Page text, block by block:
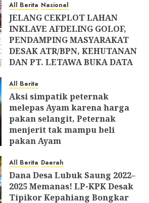
All Berita Nasional
JELANG CEKPLOT LAHAN
INKLAVE AFDELING GOLOF,
PENDAMPING MASYARAKAT
DESAK ATR/BPN, KEHUTANAN
DAN PT. LETAWA BUKA DATA
10 AGUSTUS 2026
All Berita
Aksi simpatik peternak
melepas Ayam karena harga
pakan selangit, Peternak
menjerit tak mampu beli
pakan Ayam
All Berita Daerah
Dana Desa Lubuk Saung 2022–
2025 Memanas! LP-KPK Desak
Tipikor Kepahiang Bongkar